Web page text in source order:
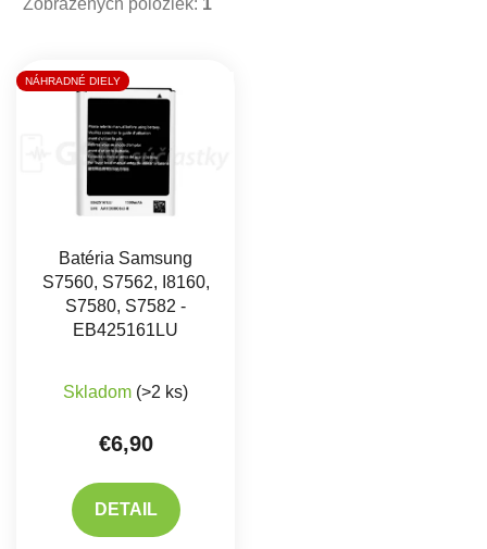
Zobrazených položiek: 1
Výpis produktov
NÁHRADNÉ DIELY
Batéria Samsung
S7560, S7562, I8160,
S7580, S7582 -
EB425161LU
Skladom (>2 ks)
€6,90
DETAIL